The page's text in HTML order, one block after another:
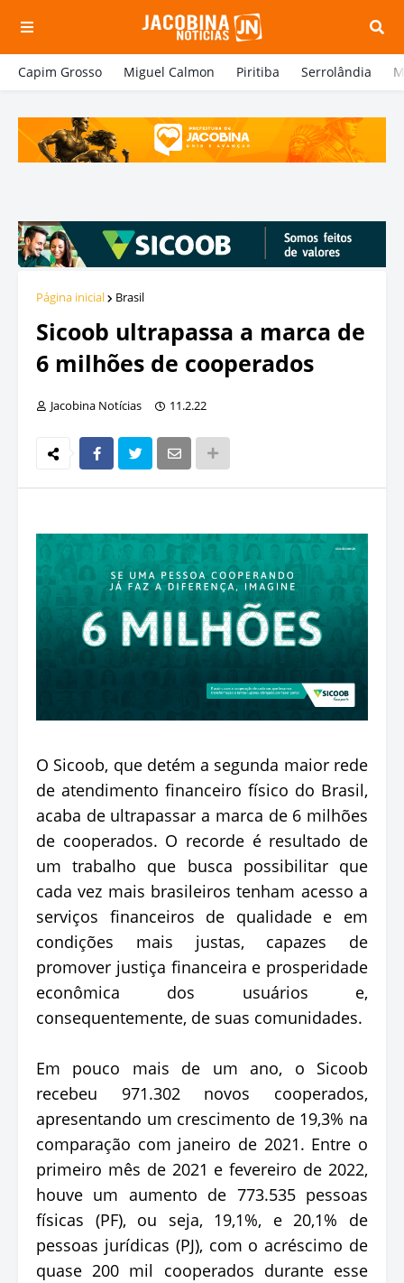
Capim Grosso Miguel Calmon Piritiba Serrolândia
Página inicial Brasil
Sicoob ultrapassa a marca de
6 milhões de cooperados
Jacobina Notícias 11.2.22
O Sicoob, que detém a segunda maior rede
de atendimento financeiro físico do Brasil,
acaba de ultrapassar a marca de 6 milhões
de cooperados. O recorde é resultado de
um trabalho que busca possibilitar que
cada vez mais brasileiros tenham acesso a
serviços financeiros de qualidade e em
condições mais justas, capazes de
promover justiça financeira e prosperidade
econômica dos usuários e,
consequentemente, de suas comunidades.
Em pouco mais de um ano, o Sicoob
recebeu 971.302 novos cooperados,
apresentando um crescimento de 19,3% na
comparação com janeiro de 2021. Entre o
primeiro mês de 2021 e fevereiro de 2022,
houve um aumento de 773.535 pessoas
físicas (PF), ou seja, 19,1%, e 20,1% de
pessoas jurídicas (PJ), com o acréscimo de
quase 200 mil cooperados durante esse